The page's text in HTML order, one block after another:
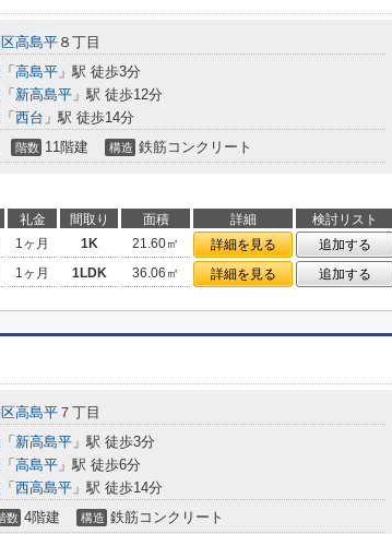
高島平 ８丁目
「 高島平 」駅 徒歩3分
「 新高島平 」駅 徒歩12分
「 西台 」駅 徒歩14分
階数 11階建 構造 鉄筋コンクリート
礼金 間取り 面積 詳細
検討リスト
1ヶ月 1K 21.60㎡ 詳細を見る
追加する
1ヶ月 1LDK 36.06㎡ 詳細を見る 追加する
高島平 ７丁目
「 新高島平 」駅 徒歩3分
「 高島平 」駅 徒歩6分
「 西高島平 」駅 徒歩14分
数 4階建 構造 鉄筋コンクリート